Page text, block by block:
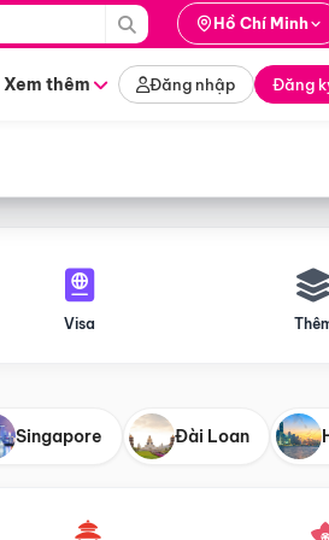
Hồ Chí Minh
Xem thêm Đăng nhập Đăng
Visa
Singapore Đài Loan